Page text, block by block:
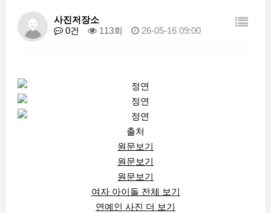
사진저장소
0건
113회 26-05-16 09:00
출처
원문보기
원문보기
원문보기
여자 아이돌 전체 보기
연예인 사진 더 보기